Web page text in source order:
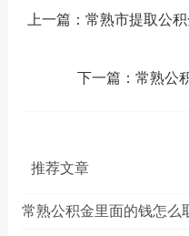
上一篇：常熟市提取公
下一篇：常熟公
推荐文章
常熟公积金里面的钱怎么